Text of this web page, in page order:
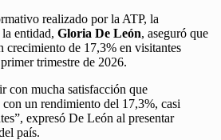
realizado por la ATP, la
entidad, Gloria De León, aseguró que
crecimiento de 17,3% en visitantes
trimestre de 2026.
con mucha satisfacción que
un rendimiento del 17,3%, casi
expresó De León al presentar
país.